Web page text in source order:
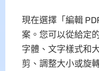
現在選擇「編輯
案。您可以從給定
字體、文字樣式和
剪、調整大小或旋